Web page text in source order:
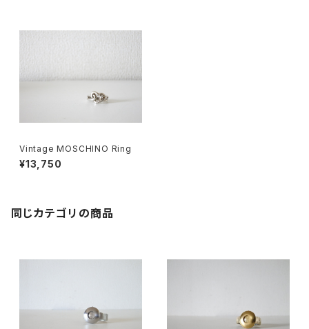
Vintage MOSCHINO Ring
¥13,750
同じカテゴリの商品